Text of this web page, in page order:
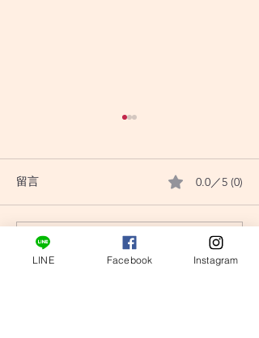
〔小龜塔羅〕翻書占卜：
另一半有想結婚的念頭嗎
留言 0.0／5 (0)
評論和評等......
LINE Facebook Instagram